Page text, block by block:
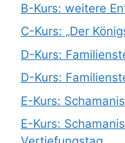
B-Kurs: weitere
C-Kurs: „Der
D-Kurs:
D-Kurs:
E-Kurs:
E-Kurs: